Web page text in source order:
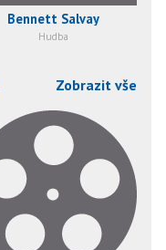
Bennett Salvay
Hudba
Zobrazit vše